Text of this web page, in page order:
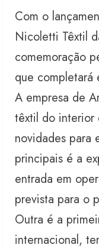
Com o
Nicoletti Têxtil
comemoração
que completará
A empresa de
têxtil do interior
novidades para
principais é a
entrada em
prevista para o
Outra é a
internacional,